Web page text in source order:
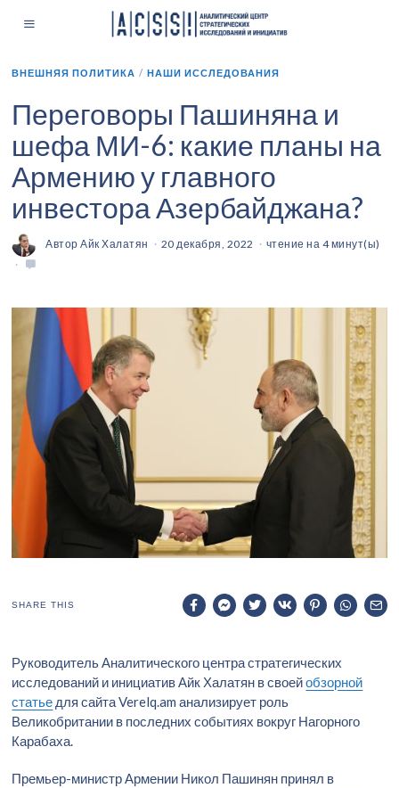
ВНЕШНЯЯ ПОЛИТИКА / НАШИ ИССЛЕДОВАНИЯ
Переговоры Пашиняна и
шефа МИ-6: какие планы на
Армению у главного
инвестора Азербайджана?
АвторАйк Халатян 20 декабря, 2022 чтение на 4 минут(ы)
SHARE THIS
Руководитель Аналитического центра стратегических
исследований и инициатив Айк Халатян в своейобзорной
статье для сайта Verelq.am анализирует роль
Великобритании в последних событиях вокруг Нагорного
Карабаха.
Премьер-министр Армении Никол Пашинян принял в